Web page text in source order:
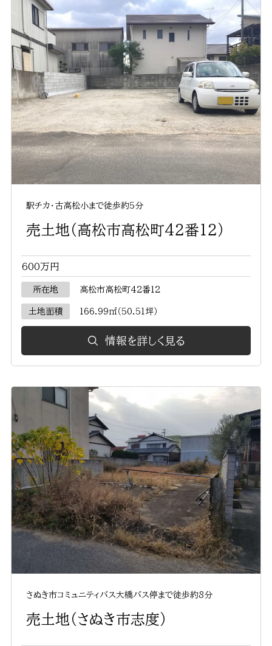
駅チカ・古高松小まで徒歩約5分
売土地（高松市高松町42番12）
600万円
所在地 高松市高松町42番12
土地面積 166.99㎡（50.51坪）
情報を詳しく見る
さぬき市コミュニティバス大橋バス停まで徒歩約8分
売土地（さぬき市志度）